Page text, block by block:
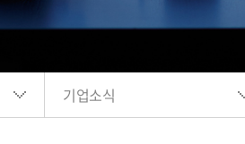
기업소식